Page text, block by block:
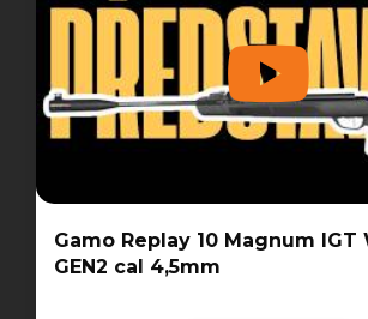
Gamo Replay 10 Magnum IGT
GEN2 cal 4,5mm